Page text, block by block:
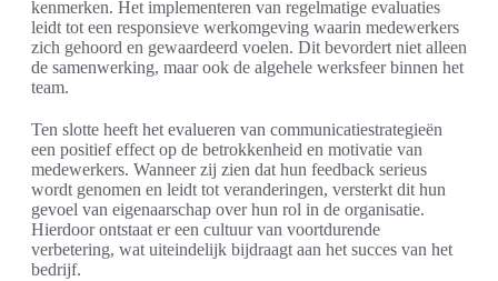
kenmerken. Het implementeren van regelmatige evaluaties
leidt tot een responsieve werkomgeving waarin medewerkers
zich gehoord en gewaardeerd voelen. Dit bevordert niet alleen
de samenwerking, maar ook de algehele werksfeer binnen het
team.
Ten slotte heeft het evalueren van communicatiestrategieën
een positief effect op de betrokkenheid en motivatie van
medewerkers. Wanneer zij zien dat hun feedback serieus
wordt genomen en leidt tot veranderingen, versterkt dit hun
gevoel van eigenaarschap over hun rol in de organisatie.
Hierdoor ontstaat er een cultuur van voortdurende
verbetering, wat uiteindelijk bijdraagt aan het succes van het
bedrijf.